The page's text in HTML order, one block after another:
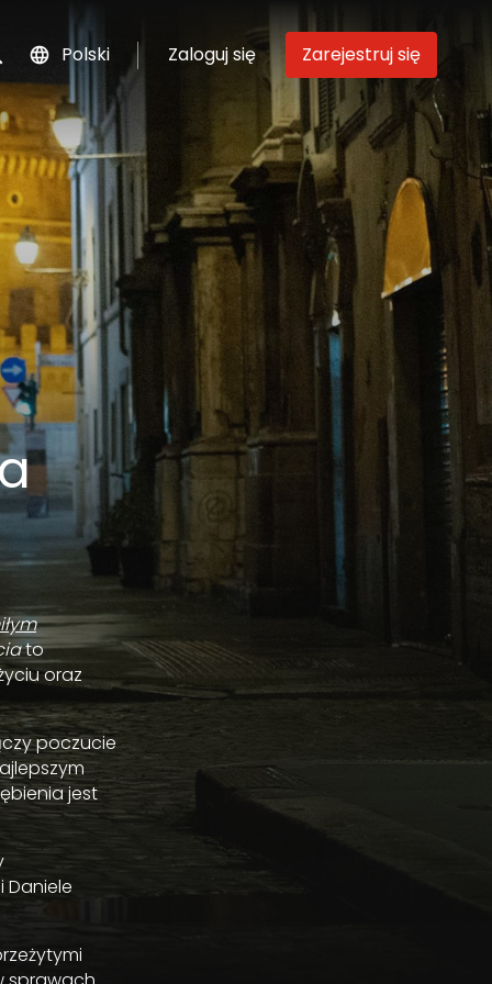
Polski Zaloguj się Zarejestruj się
to
oraz
poczucie
jest
Daniele